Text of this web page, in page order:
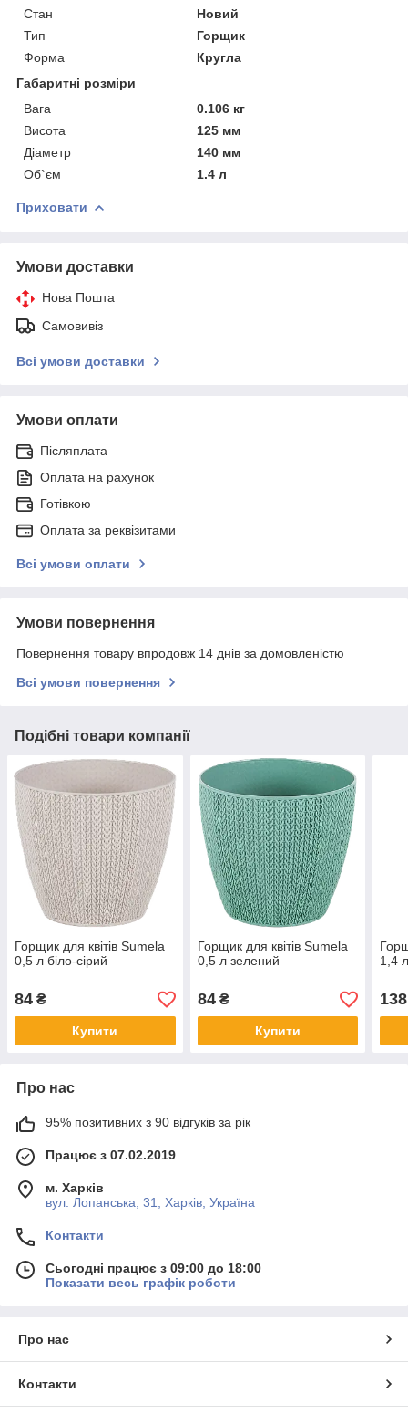
Стан
Новий
Тип
Горщик
Форма
Кругла
Габаритні розміри
Вага
0.106 кг
Висота
125 мм
Діаметр
140 мм
Об`єм
1.4 л
Приховати
Умови доставки
Нова Пошта
Самовивіз
Всі умови доставки
Умови оплати
Післяплата
Оплата на рахунок
Готівкою
Оплата за реквізитами
Всі умови оплати
Умови повернення
Повернення товару впродовж 14 днів за домовленістю
Всі умови повернення
Подібні товари компанії
Горщик для квітів Sumela
0,5 л біло-сірий
84 ₴
Купити
Горщик для квітів Sumela
0,5 л зелений
84₴
Купити
1,4
138
Про нас
95% позитивних з 90 відгуків за рік
Працює з 07.02.2019
м. Харків
вул. Лопанська, 31, Харків, Україна
Контакти
Сьогодні працює з 09:00 до 18:00
Показати весь графік роботи
Про нас
Контакти